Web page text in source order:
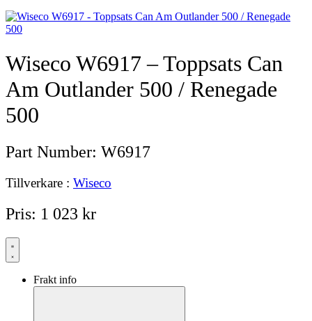
Wiseco W6917 – Toppsats Can
Am Outlander 500 / Renegade
500
Part Number: W6917
Tillverkare : Wiseco
Pris: 1 023 kr
Frakt info